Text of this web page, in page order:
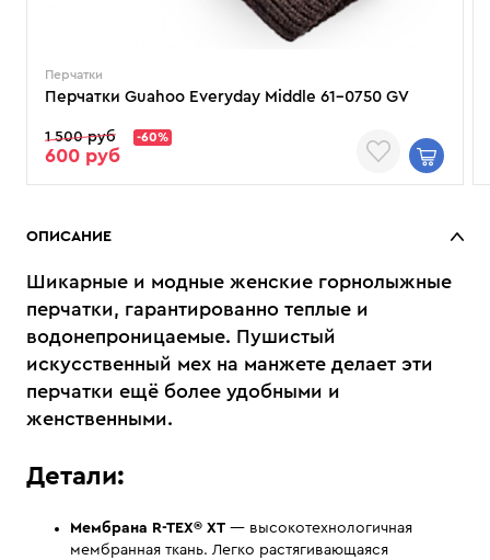
Перчатки
Перчатки Guahoo Everyday Middle 61-0750 GV
1 500 руб -60%
600 руб
ОПИСАНИЕ
Шикарные и модные женские горнолыжные
перчатки, гарантированно теплые и
водонепроницаемые. Пушистый
искусственный мех на манжете делает эти
перчатки ещё более удобными и
женственными.
Детали:
Мембрана R-TEX® XT — высокотехнологичная
мембранная ткань. Легко растягивающаяся